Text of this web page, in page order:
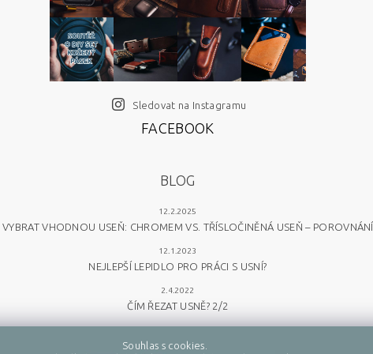
Sledovat na Instagramu
FACEBOOK
BLOG
12.2.2025
VYBRAT VHODNOU USEŇ: CHROMEM VS. TŘÍSLOČINĚNÁ USEŇ – POROVNÁNÍ
12.1.2023
NEJLEPŠÍ LEPIDLO PRO PRÁCI S USNÍ?
2.4.2022
ČÍM ŘEZAT USNĚ? 2/2
Souhlas s cookies.